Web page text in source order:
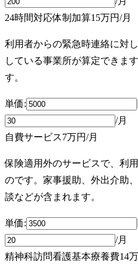
24時間対応体制加算15万円/月
利用者からの緊急時連絡に対
している事業所が算定できま
す。
単価:
/月
自費サービス7万円/月
保険適用外のサービスで、利
のです。家事援助、外出介助
談などが含まれます。
単価:
/月
精神科訪問看護基本療養費14